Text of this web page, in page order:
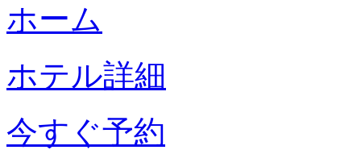
ホーム
ホテル詳細
今すぐ予約